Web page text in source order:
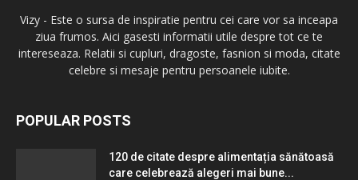
Vizy - Este o sursa de inspiratie pentru cei care vor sa inceapa
ziua frumos. Aici gasesti informatii utile despre tot ce te
intereseaza. Relatii si cupluri, dragoste, fasnion si moda, citate
celebre si mesaje pentru persoanele iubite.
POPULAR POSTS
120 de citate despre alimentația sănătoasă
care celebrează alegeri mai bune...